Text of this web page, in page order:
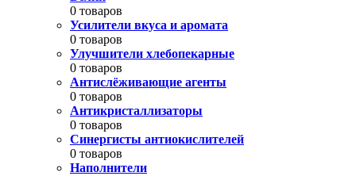
0 товаров
Усилители вкуса и аромата
0 товаров
Улучшители хлебопекарные
0 товаров
Антислёживающие агенты
0 товаров
Антикристаллизаторы
0 товаров
Синергисты антиокислителей
0 товаров
Наполнители